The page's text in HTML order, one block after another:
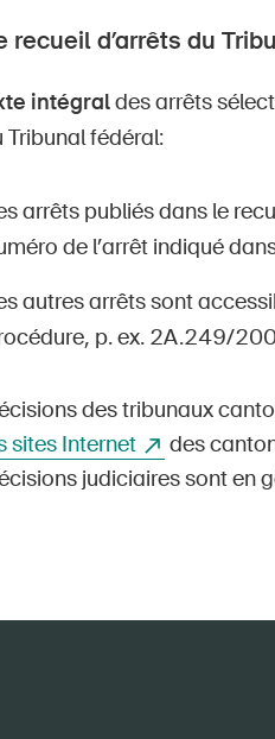
recueil d’arrêts du
intégraldes arrêts
Tribunal fédéral:
arrêts publiés dans le
de l’arrêt indiqué
autres arrêts sont
p. ex. 2A.249/
des tribunaux
sites Internet
des
judiciaires sont en